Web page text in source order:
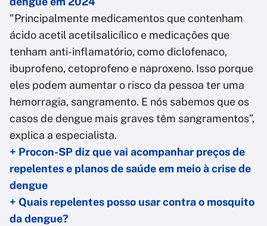
"Principalmente medicamentos que contenham
ácido acetil acetilsalicílico e medicações que
tenham anti-inflamatório, como diclofenaco,
ibuprofeno, cetoprofeno e naproxeno. Isso porque
eles podem aumentar o risco da pessoa ter uma
hemorragia, sangramento. E nós sabemos que os
casos de dengue mais graves têm sangramentos”,
explica a especialista.
+ Procon-SP diz que vai acompanhar preços de
repelentes e planos de saúde em meio à crise de
dengue
+ Quais repelentes posso usar contra o mosquito
da dengue?